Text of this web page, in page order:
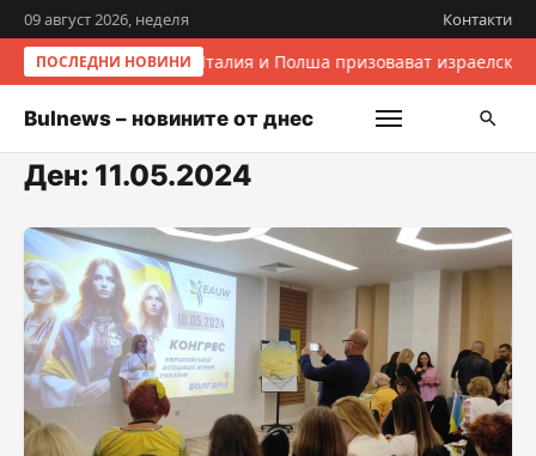
09 август 2026, неделя Контакти
ПОСЛЕДНИ НОВИНИИталия и Полша призовават
Bulnews – новините от днес
Ден: 11.05.2024